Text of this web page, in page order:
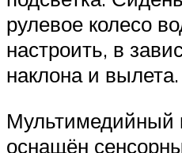
рулевое колесо
настроить, в
наклона и вылета.
Мультимедийный
оснащён